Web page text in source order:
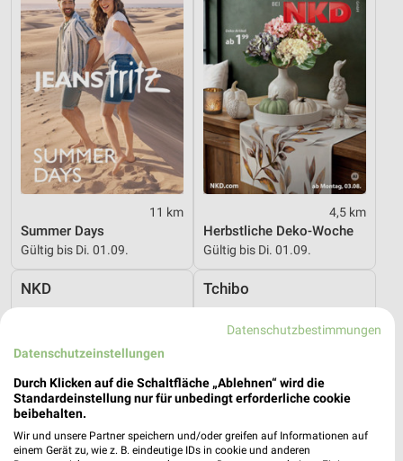
11 km
Summer Days
Gültig bis Di. 01.09.
4,5 km
Herbstliche Deko-Woche
Gültig bis Di. 01.09.
NKD Tchibo
Datenschutzbestimmungen
Datenschutzeinstellungen
Durch Klicken auf die Schaltfläche „Ablehnen“ wird die
Standardeinstellung nur für unbedingt erforderliche cookie
beibehalten.
Wir und unsere Partner speichern und/oder greifen auf Informationen auf
einem Gerät zu, wie z. B. eindeutige IDs in cookie und anderen